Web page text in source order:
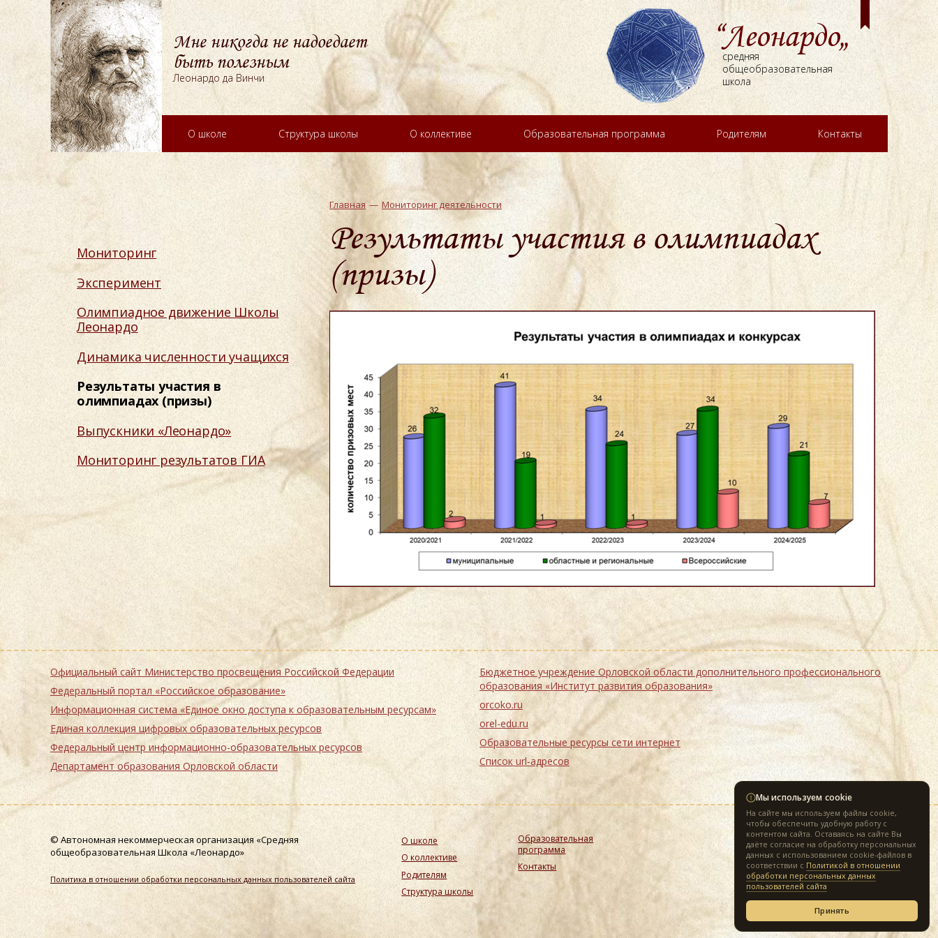
Мне никогда не надоедает
быть полезным
Леонардо да Винчи
“Леонардо„
средняя
общеобразовательная
школа
О школе Структура школы О коллективе Образовательная программа Родителям Контакты
Главная Мониторинг деятельности
Результаты участия в олимпиадах
(призы)
Мониторинг
Эксперимент
Олимпиадное движение Школы
Леонардо
Динамика численности учащихся
Результаты участия в
олимпиадах (призы)
Выпускники «Леонардо»
Мониторинг результатов ГИА
Официальный сайт Министерство просвещения Российской Федерации
Федеральный портал «Российское образование»
Информационная система «Единое окно доступа к образовательным ресурсам»
Единая коллекция цифровых образовательных ресурсов
Федеральный центр информационно-образовательных ресурсов
Департамент образования Орловской области
Бюджетное учреждение Орловской области дополнительного профессионального
образования «Институт развития образования»
orcoko.ru
orel-edu.ru
Образовательные ресурсы сети интернет
Список url-адресов
© Автономная некоммерческая организация «Средняя
общеобразовательная Школа «Леонардо»
Политика в отношении обработки персональных данных пользователей сайта
О школе
О коллективе
Родителям
Структура школы
Образовательная
программа
Контакты
Разработка сайта — itprom
Мы используем cookie
На сайте мы используем файлы cookie,
чтобы обеспечить удобную работу с
контентом сайта. Оставаясь на сайте Вы
даёте согласие на обработку персональных
данных с использованием cookie-файлов в
соответствии с Политикой в отношении
обработки персональных данных
пользователей сайта
Принять